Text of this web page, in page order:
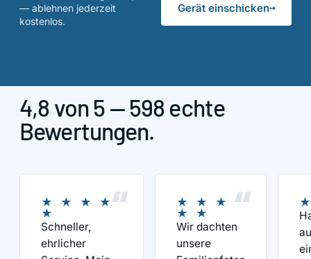
— ablehnen jederzeit
kostenlos.
Gerät einschicken→
4,8von 5 —598echte
Bewertungen.
★ ★ ★ ★
★
Schneller,
ehrlicher
★ ★ ★
★ ★
Wir dachten
unsere